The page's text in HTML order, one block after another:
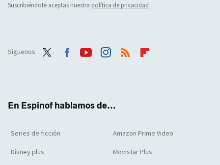
Suscribiéndote aceptas nuestra política de privacidad
Síguenos
En Espinof hablamos de...
Series de ficción Amazon Prime Video
Disney plus Movistar Plus